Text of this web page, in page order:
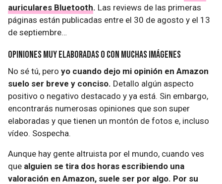
auriculares Bluetooth. Las reviews de las primeras
páginas están publicadas entre el 30 de agosto y el 13
de septiembre…
Opiniones muy elaboradas o con muchas imágenes
No sé tú, pero yo cuando dejo mi opinión en Amazon
suelo ser breve y conciso. Detallo algún aspecto
positivo o negativo destacado y ya está. Sin embargo,
encontrarás numerosas opiniones que son super
elaboradas y que tienen un montón de fotos e, incluso
vídeo. Sospecha.
Aunque hay gente altruista por el mundo, cuando ves
que alguien se tira dos horas escribiendo una
valoración en Amazon, suele ser por algo. Por su